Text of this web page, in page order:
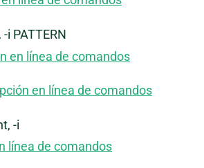
i PATTERN
en línea de comandos
en línea de comandos
-i
línea de comandos